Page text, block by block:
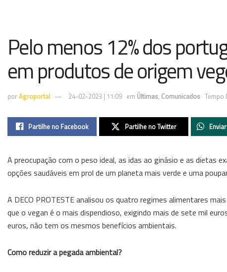
Pelo menos 12% dos
em produtos de origem
porAgroportal 24-02-2023 | 11:09 em Últimas, Comunicados Tempo
Partilhe no Facebook Partilhe no Twitter
A preocupação com o peso ideal, as idas ao ginásio e as dietas
opções saudáveis em prol de um planeta mais verde e uma
A DECO PROTESTE analisou os quatro regimes alimentares
que o vegan é o mais dispendioso, exigindo mais de sete mil
euros, não tem os mesmos benefícios ambientais.
Como reduzir a pegada ambiental?